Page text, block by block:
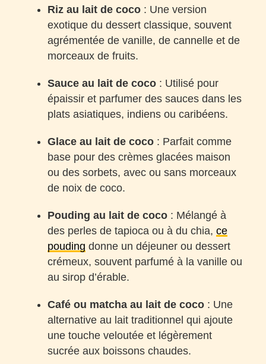
Riz au lait de coco : Une version
exotique du dessert classique, souvent
agrémentée de vanille, de cannelle et de
morceaux de fruits.
Sauce au lait de coco : Utilisé pour
épaissir et parfumer des sauces dans les
plats asiatiques, indiens ou caribéens.
Glace au lait de coco : Parfait comme
base pour des crèmes glacées maison
ou des sorbets, avec ou sans morceaux
de noix de coco.
Pouding au lait de coco : Mélangé à
des perles de tapioca ou à du chia, ce
pouding donne un déjeuner ou dessert
crémeux, souvent parfumé à la vanille ou
au sirop d’érable.
Café ou matcha au lait de coco : Une
alternative au lait traditionnel qui ajoute
une touche veloutée et légèrement
sucrée aux boissons chaudes.